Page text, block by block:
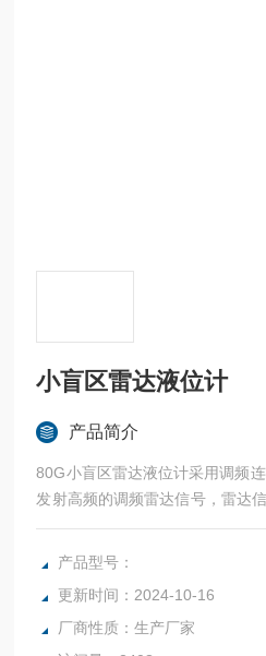
小盲区雷达液位计
产品简介
80G小盲区雷达液位计采用调频
发射高频的调频雷达信号，雷达
雷达信号经被测量介质反射后由
发射信号频率与接收信号频率的
的频谱，并以此计算得出待测目标
产品型号：
更新时间：2024-10-16
厂商性质：生产厂家